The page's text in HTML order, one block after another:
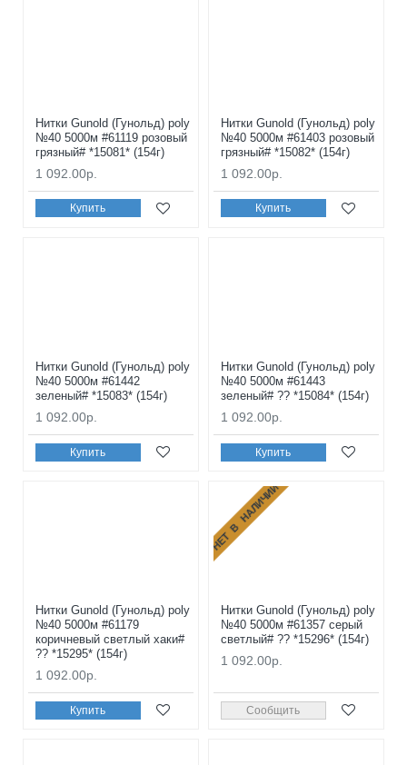
Нитки Gunold (Гунольд) poly
№40 5000м #61119 розовый
грязный# *15081* (154г)
1 092.00р.
Купить
Нитки Gunold (Гунольд) poly
№40 5000м #61403 розовый
грязный# *15082* (154г)
1 092.00р.
Купить
Нитки Gunold (Гунольд) poly
№40 5000м #61442
зеленый# *15083* (154г)
1 092.00р.
Купить
Нитки Gunold (Гунольд) poly
№40 5000м #61443
зеленый# ?? *15084* (154г)
1 092.00р.
Купить
Нитки Gunold (Гунольд) poly
№40 5000м #61179
коричневый светлый хаки#
?? *15295* (154г)
1 092.00р.
Купить
НЕТ В НАЛИЧИИ
Нитки Gunold (Гунольд) poly
№40 5000м #61357 серый
светлый# ?? *15296* (154г)
1 092.00р.
Сообщить